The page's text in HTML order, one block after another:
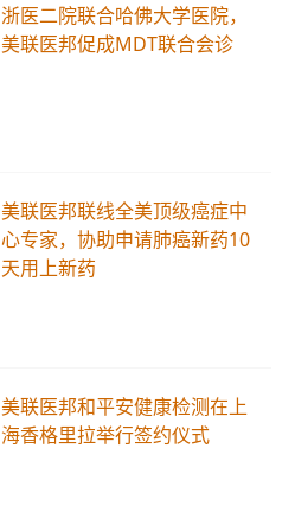
浙医二院联合哈佛大学医院，
美联医邦促成MDT联合会诊
美联医邦联线全美顶级癌症中
心专家，协助申请肺癌新药10
天用上新药
美联医邦和平安健康检测在上
海香格里拉举行签约仪式